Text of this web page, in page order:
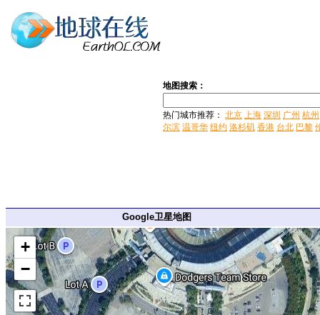
地图搜索：
热门城市推荐： 北京 上海 深圳 广州 杭州
尔滨 温哥华 纽约 洛杉矶 香港 台北 巴黎
Google卫星地图
+
−